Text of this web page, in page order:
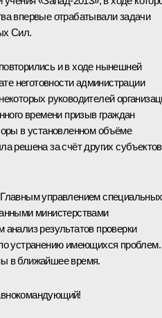
впервые отрабатывали задачи
Сил.
и в ходе нынешней
неготовности администрации
руководителей
времени призыв граждан
в установленном объёме
решена за счёт других субъектов
управлением специальных
министерствами
результатов проверки
устранению имеющихся проблем.
в ближайшее время.